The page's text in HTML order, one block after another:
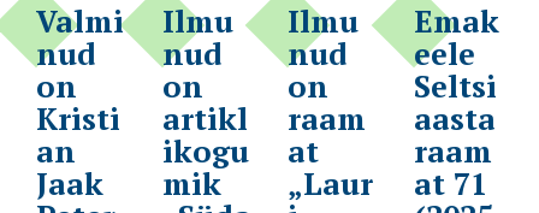
Valmi
nud
on
Kristi
an
Jaak
Ilmu
nud
on
artikl
ikogu
mik
Ilmu
nud
on
raam
at
„Laur
Emak
eele
Seltsi
aasta
raam
at 71